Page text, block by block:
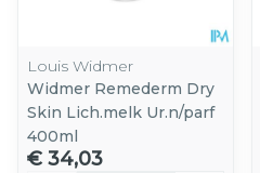
Louis Widmer
Widmer Remederm Dry
Skin Lich.melk Ur.n/parf
400ml
€ 34,03